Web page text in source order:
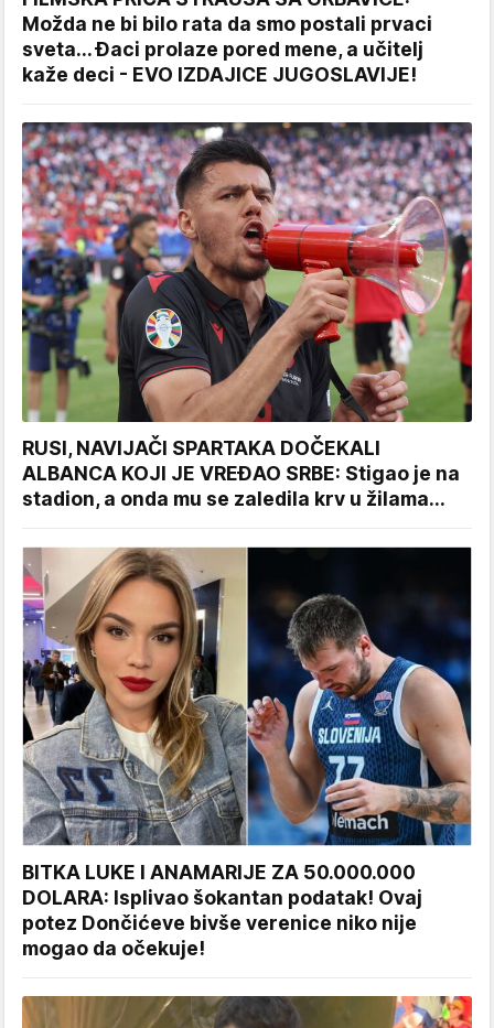
Možda ne bi bilo rata da smo postali prvaci
sveta... Đaci prolaze pored mene, a učitelj
kaže deci - EVO IZDAJICE JUGOSLAVIJE!
RUSI, NAVIJAČI SPARTAKA DOČEKALI
ALBANCA KOJI JE VREĐAO SRBE: Stigao je na
stadion, a onda mu se zaledila krv u žilama...
BITKA LUKE I ANAMARIJE ZA 50.000.000
DOLARA: Isplivao šokantan podatak! Ovaj
potez Dončićeve bivše verenice niko nije
mogao da očekuje!